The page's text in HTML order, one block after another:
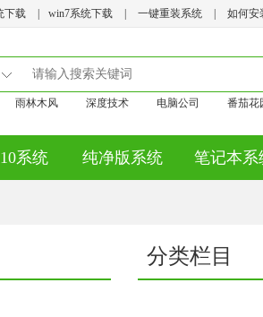
下载 win7系统下载 一键重装系统 如何安
雨林木风 深度技术 电脑公司 番茄花
系统 纯净版系统 笔记本系
分类栏目